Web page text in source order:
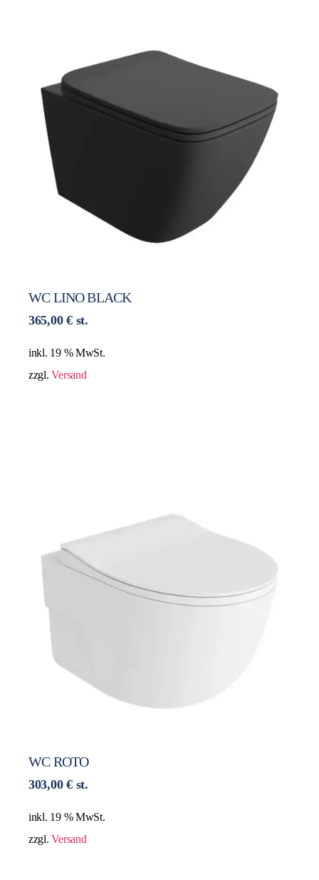
WC LINO BLACK
365,00€ st.
inkl. 19 % MwSt.
zzgl.Versand
WC ROTO
303,00€ st.
inkl. 19 % MwSt.
zzgl.Versand